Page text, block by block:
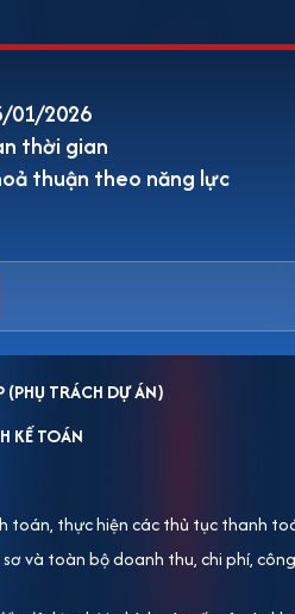
01/2026
thời gian
thuận theo năng lực
TRÁCH DỰ ÁN)
KẾ TOÁN
toán, thực hiện các thủ tục thanh
và toàn bộ doanh thu, chi phí,